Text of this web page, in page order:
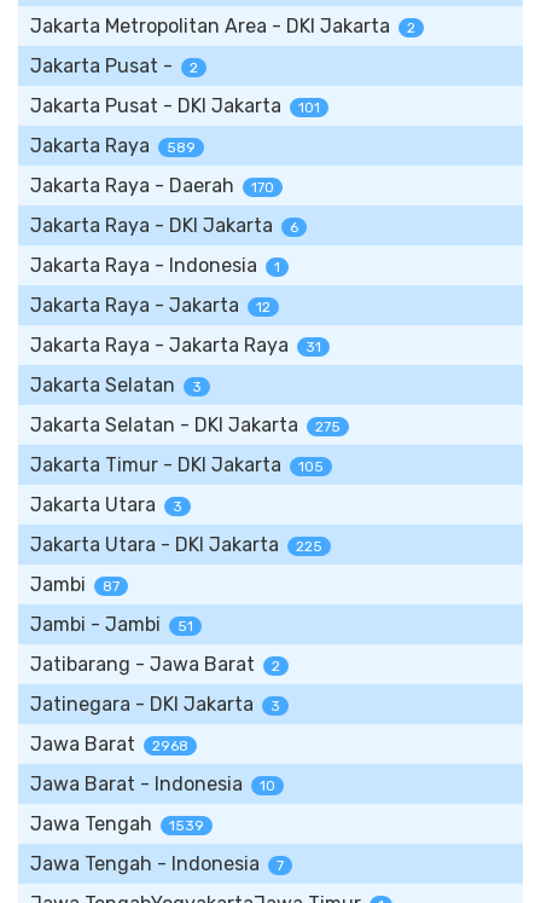
Jakarta Metropolitan Area - DKI Jakarta 2
Jakarta Pusat - 2
Jakarta Pusat - DKI Jakarta 101
Jakarta Raya 589
Jakarta Raya - Daerah 170
Jakarta Raya - DKI Jakarta 6
Jakarta Raya - Indonesia 1
Jakarta Raya - Jakarta 12
Jakarta Raya - Jakarta Raya 31
Jakarta Selatan 3
Jakarta Selatan - DKI Jakarta 275
Jakarta Timur - DKI Jakarta 105
Jakarta Utara 3
Jakarta Utara - DKI Jakarta 225
Jambi 87
Jambi - Jambi 51
Jatibarang - Jawa Barat 2
Jatinegara - DKI Jakarta 3
Jawa Barat 2968
Jawa Barat - Indonesia 10
Jawa Tengah 1539
Jawa Tengah - Indonesia 7